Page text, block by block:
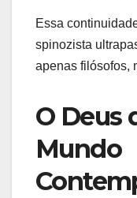
Essa
spinozista
apenas filósofos,
O Deus
Mundo